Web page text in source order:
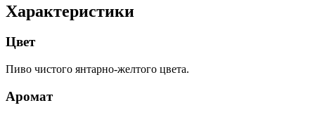
Характеристики
Цвет
Пиво чистого янтарно-желтого цвета.
Аромат